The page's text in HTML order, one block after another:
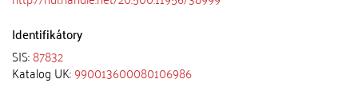
Identifikátory
SIS:87832
Katalog UK:990013600080106986